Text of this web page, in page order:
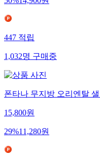
50%14,900원
447적립
1,032명구매중
폰타나 무지방 오리엔탈
15,800원
29%11,280원